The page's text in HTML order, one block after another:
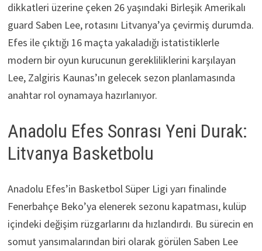
dikkatleri üzerine çeken 26 yaşındaki Birleşik Amerikalı
guard Saben Lee, rotasını Litvanya’ya çevirmiş durumda.
Efes ile çıktığı 16 maçta yakaladığı istatistiklerle
modern bir oyun kurucunun gerekliliklerini karşılayan
Lee, Zalgiris Kaunas’ın gelecek sezon planlamasında
anahtar rol oynamaya hazırlanıyor.
Anadolu Efes Sonrası Yeni Durak:
Litvanya Basketbolu
Anadolu Efes’in Basketbol Süper Ligi yarı finalinde
Fenerbahçe Beko’ya elenerek sezonu kapatması, kulüp
içindeki değişim rüzgarlarını da hızlandırdı. Bu sürecin en
somut yansımalarından biri olarak görülen Saben Lee